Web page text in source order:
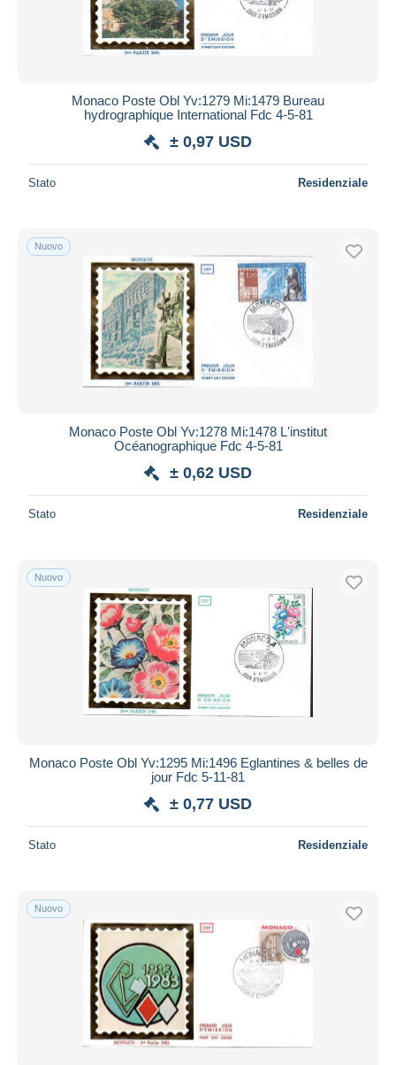
Monaco Poste Obl Yv:1279 Mi:1479 Bureau
hydrographique International Fdc 4-5-81
± 0,97 USD
Stato Residenziale
Nuovo
Monaco Poste Obl Yv:1278 Mi:1478 L'institut
Océanographique Fdc 4-5-81
± 0,62 USD
Stato Residenziale
Nuovo
Monaco Poste Obl Yv:1295 Mi:1496 Eglantines & belles de
jour Fdc 5-11-81
± 0,77 USD
Stato Residenziale
Nuovo